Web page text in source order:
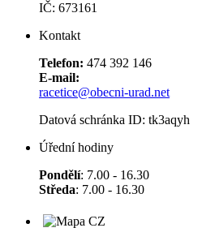
IČ: 673161
Kontakt
Telefon: 474 392 146
E-mail:
racetice@obecni-urad.net
Datová schránka ID: tk3aqyh
Úřední hodiny
Pondělí: 7.00 - 16.30
Středa: 7.00 - 16.30